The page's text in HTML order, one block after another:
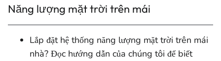
Năng lượng mặt trời trên mái
Lắp đặt hệ thống năng lượng mặt trời trên mái
nhà? Đọc hướng dẫn của chúng tôi để biết